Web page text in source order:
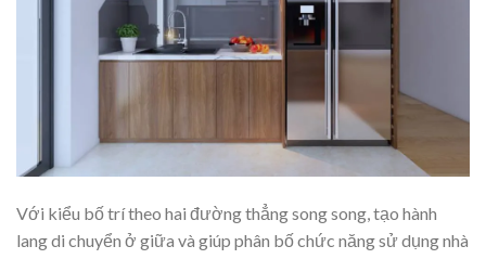
Với kiểu bố trí theo hai đường thẳng song song, tạo hành
lang di chuyển ở giữa và giúp phân bố chức năng sử dụng nhà